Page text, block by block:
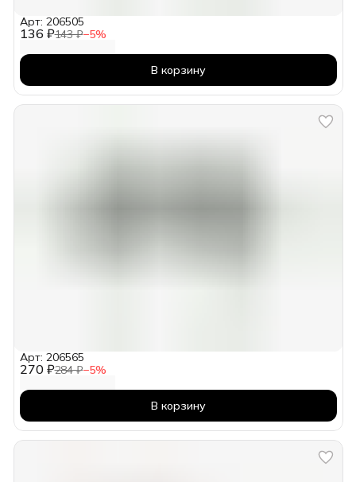
136 ₽143 ₽−5%
Арт: 206505
В корзину
270 ₽284 ₽−5%
Арт: 206565
В корзину